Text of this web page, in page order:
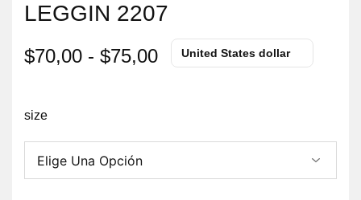
LEGGIN 2207
$70,00 - $75,00 United States dollar
size